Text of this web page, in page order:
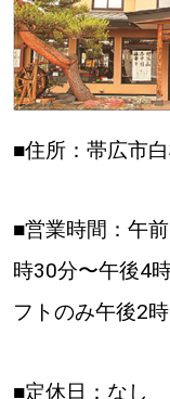
■住所：帯広市
■営業時間：午
時30分〜午後4
フトのみ午後2
■定休日：なし